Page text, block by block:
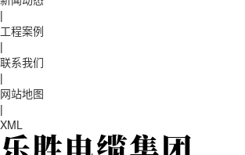
|
工程案例
|
联系我们
|
网站地图
|
XML